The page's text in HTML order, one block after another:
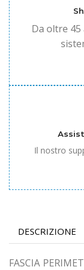
Da oltre
Il nostro
DESCRIZIONE
FASCIA